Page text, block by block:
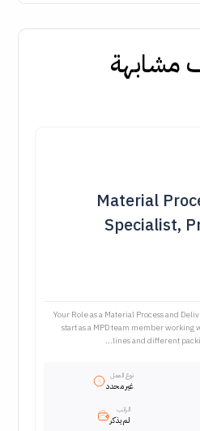
مشابهة
Material
Specialist,
Your Role as a Material Process and
start as a MPD team member working
lines and different
نوع العمل
غير محدد
الراتب
لم يذكر